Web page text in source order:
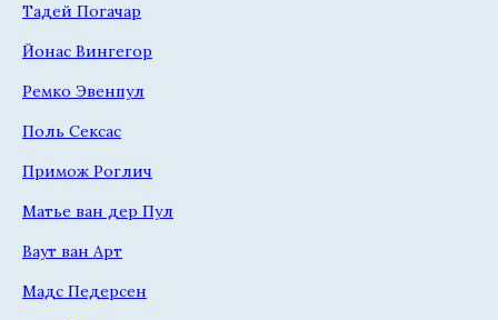
Тадей Погачар
Йонас Вингегор
Ремко Эвенпул
Поль Сексас
Примож Роглич
Матье ван дер Пул
Ваут ван Арт
Мадс Педерсен